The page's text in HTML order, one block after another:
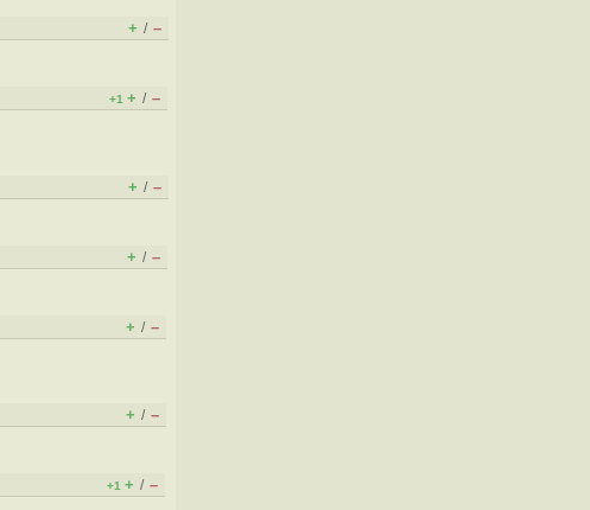
+ / –
+1 + / –
+ / –
+ / –
+ / –
+ / –
+1 + / –